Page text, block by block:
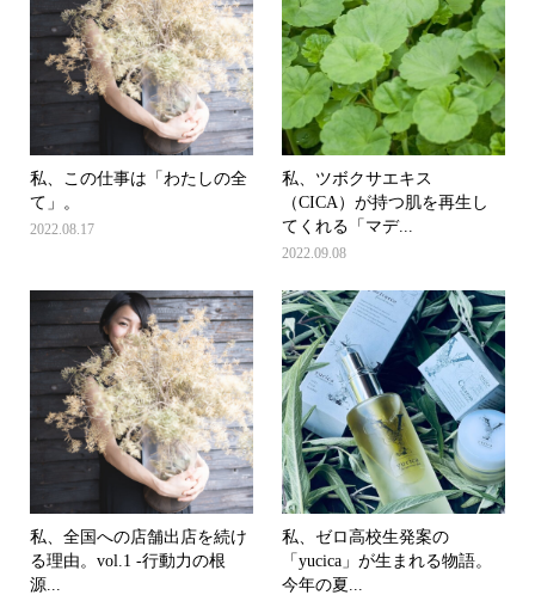
私、この仕事は「わたしの全
て」。
2022.08.17
私、ツボクサエキス
（CICA）が持つ肌を再生し
てくれる「マデ...
2022.09.08
私、全国への店舗出店を続け
る理由。vol.1 -行動力の根
源...
私、ゼロ高校生発案の
「yucica」が生まれる物語。
今年の夏...